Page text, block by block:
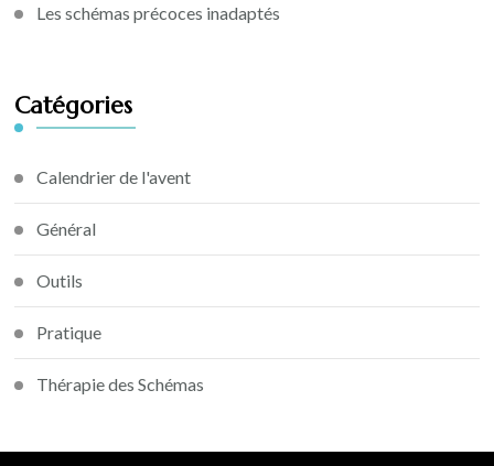
Les schémas précoces inadaptés
Catégories
Calendrier de l'avent
Général
Outils
Pratique
Thérapie des Schémas